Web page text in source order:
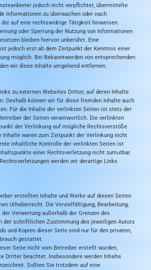
jedoch nicht verpflichtet, übermittelte
Informationen zu überwachen oder nach
die auf eine rechtswidrige Tätigkeit hinweisen.
oder Sperrung der Nutzung von Informationen
bleiben hiervon unberührt. Eine
jedoch erst ab dem Zeitpunkt der Kenntnis einer
möglich. Bei Bekanntwerden von entsprechenden
wir diese Inhalte umgehend entfernen.
zu externen Websites Dritter, auf deren Inhalte
Deshalb können wir für diese fremden Inhalte auch
Für die Inhalte der verlinkten Seiten ist stets der
der Seiten verantwortlich. Die verlinkten
der Verlinkung auf mögliche Rechtsverstöße
Inhalte waren zum Zeitpunkt der Verlinkung nicht
inhaltliche Kontrolle der verlinkten Seiten ist
einer Rechtsverletzung nicht zumutbar.
werden wir derartige Links
erstellten Inhalte und Werke auf diesen Seiten
Urheberrecht. Die Vervielfältigung, Bearbeitung,
Verwertung außerhalb der Grenzen des
der schriftlichen Zustimmung des jeweiligen Autors
und Kopien dieser Seite sind nur für den privaten,
gestattet.
Seite nicht vom Betreiber erstellt wurden,
Dritter beachtet. Insbesondere werden Inhalte
Sollten Sie trotzdem auf eine